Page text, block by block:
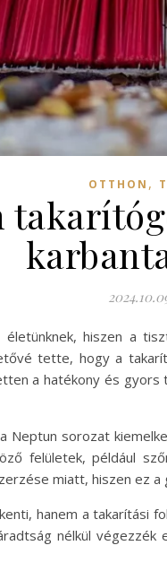
OTTHON ,
hiszen a
tette, hogy a
a hatékony és
Neptun sorozat
felületek, például
miatt, hiszen ez
hanem a takarítási
nélkül